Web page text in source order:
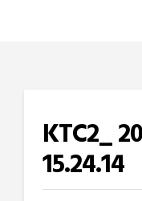
KTC2_
15.24.14